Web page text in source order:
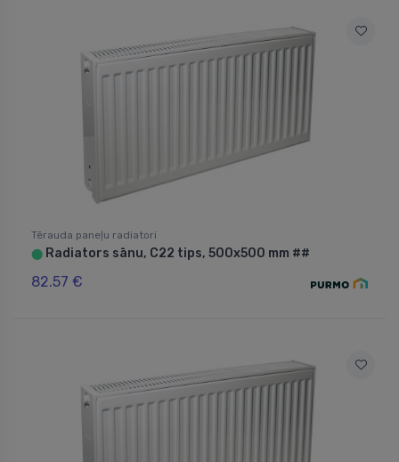
Tērauda paneļu radiatori
⬤ Radiators sānu, C22 tips, 500x500 mm ##
82.57 €